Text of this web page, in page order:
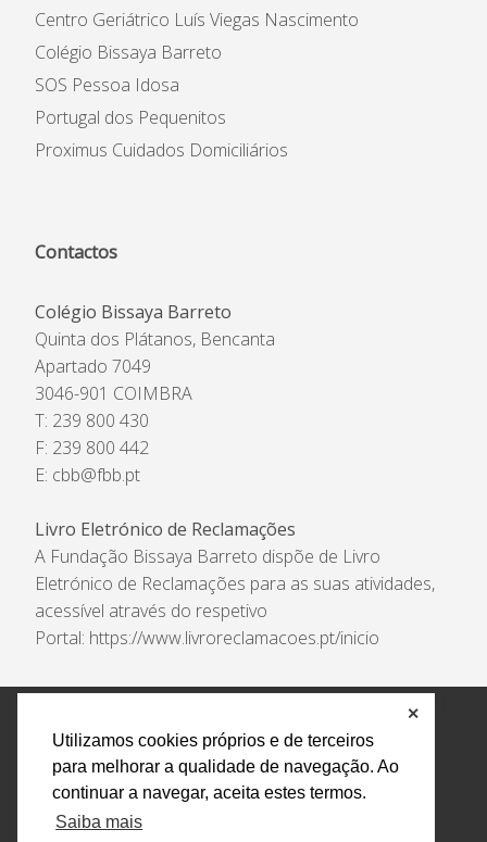
Utilizamos cookies próprios e de terceiros
para melhorar a qualidade de navegação. Ao
continuar a navegar, aceita estes termos.
Saiba mais
✕
Centro Geriátrico Luís Viegas Nascimento
Colégio Bissaya Barreto
SOS Pessoa Idosa
Portugal dos Pequenitos
Proximus Cuidados Domiciliários
Contactos
Colégio Bissaya Barreto
Quinta dos Plátanos, Bencanta
Apartado 7049
3046-901 COIMBRA
T: 239 800 430
F: 239 800 442
E: cbb@fbb.pt
Livro Eletrónico de Reclamações
A Fundação Bissaya Barreto dispõe de Livro
Eletrónico de Reclamações para as suas atividades,
acessível através do respetivo
Portal: https://www.livroreclamacoes.pt/inicio
Política de Privacidade e Tratamento de Dados
Encarregado de Proteção de Dados
Livro Eletrónico
de Reclamações
Canal de Denúncias
Todos os direitos reservados Design by AM. Developed by